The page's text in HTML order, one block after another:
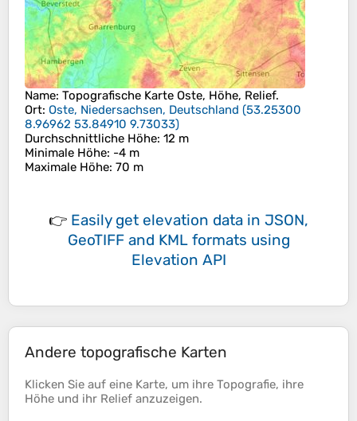
Name: Topografische Karte Oste, Höhe, Relief.
Ort: Oste, Niedersachsen, Deutschland (53.25300
8.96962 53.84910 9.73033)
Durchschnittliche Höhe: 12 m
Minimale Höhe: -4 m
Maximale Höhe: 70 m
👉 Easily get elevation data in JSON,
GeoTIFF and KML formats using
Elevation API
Andere topografische Karten
Klicken Sie auf eine Karte, um ihre Topografie, ihre
Höhe und ihr Relief anzuzeigen.